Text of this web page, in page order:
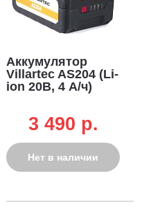
Аккумулятор
Villartec AS204 (Li-
ion 20В, 4 А/ч)
3 490 p.
Нет в наличии